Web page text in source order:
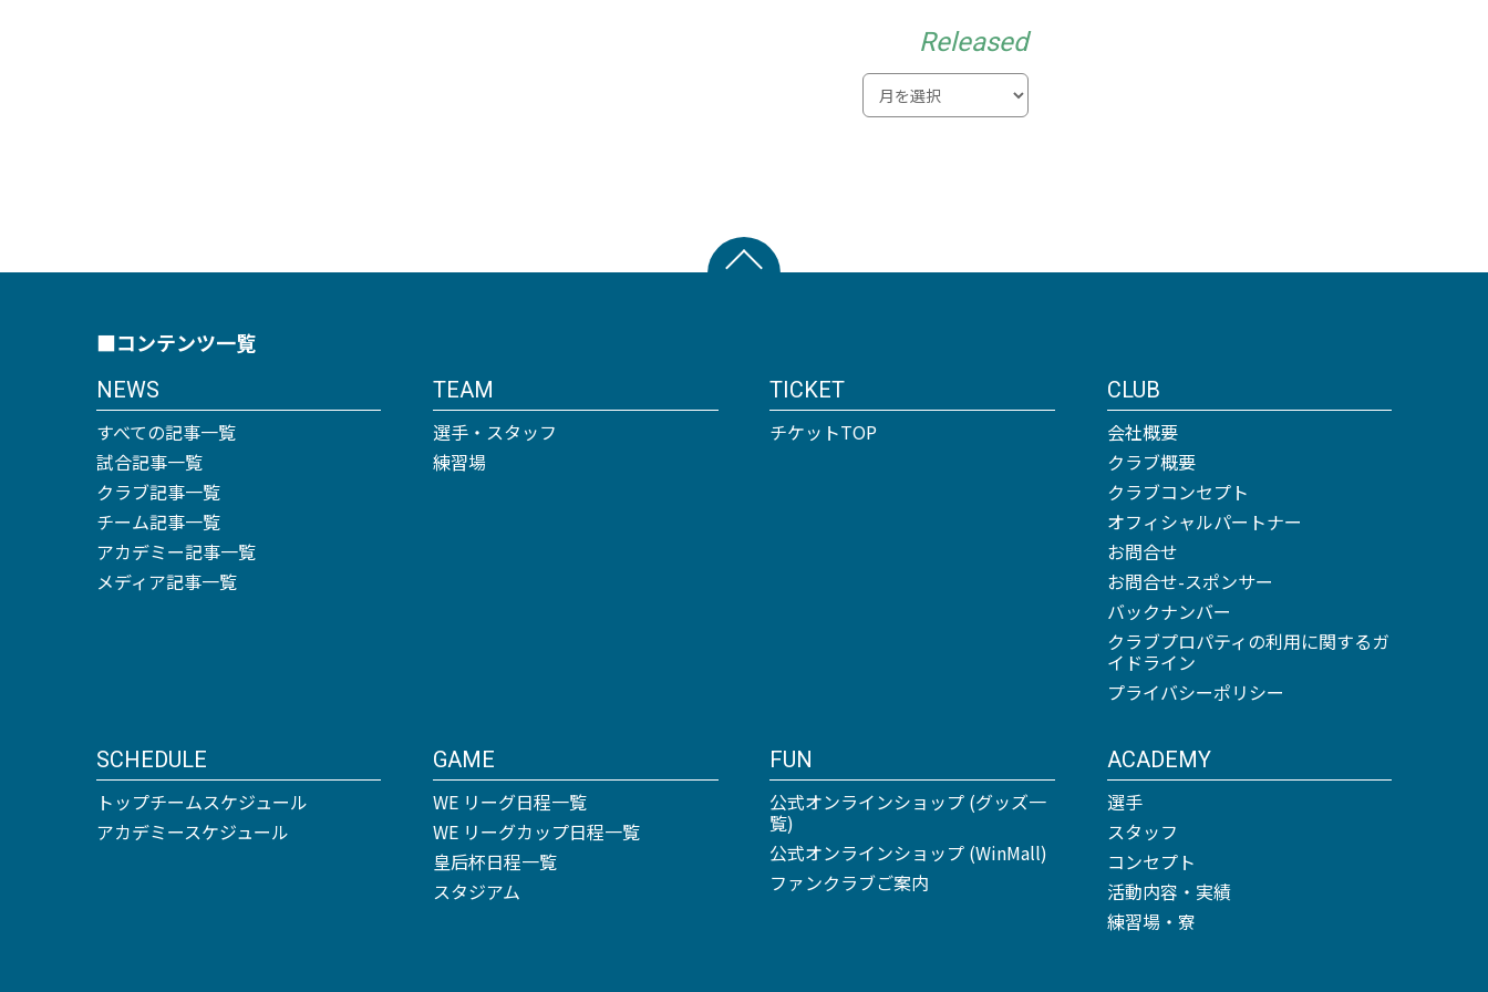
Released
■コンテンツ一覧
NEWS
すべての記事一覧
試合記事一覧
クラブ記事一覧
チーム記事一覧
アカデミー記事一覧
メディア記事一覧
SCHEDULE
トップチームスケジュール
アカデミースケジュール
TEAM
選手・スタッフ
練習場
GAME
WE リーグ日程一覧
WE リーグカップ日程一覧
皇后杯日程一覧
スタジアム
TICKET
チケットTOP
FUN
公式オンラインショップ (グッズ一
覧)
公式オンラインショップ (WinMall)
ファンクラブご案内
ACADEMY
選手
スタッフ
コンセプト
活動内容・実績
練習場・寮
CLUB
会社概要
クラブ概要
クラブコンセプト
オフィシャルパートナー
お問合せ
お問合せ-スポンサー
バックナンバー
クラブプロパティの利用に関するガ
イドライン
プライバシーポリシー